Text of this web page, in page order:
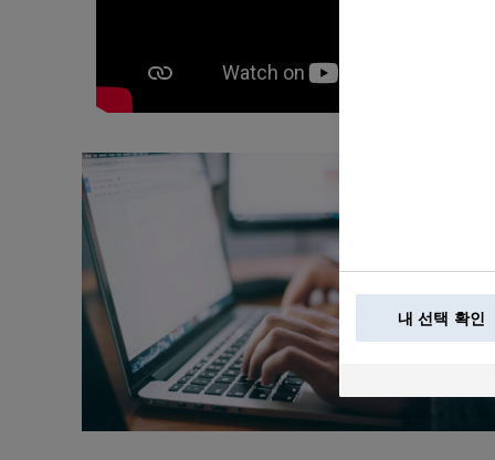
내 선택 확인